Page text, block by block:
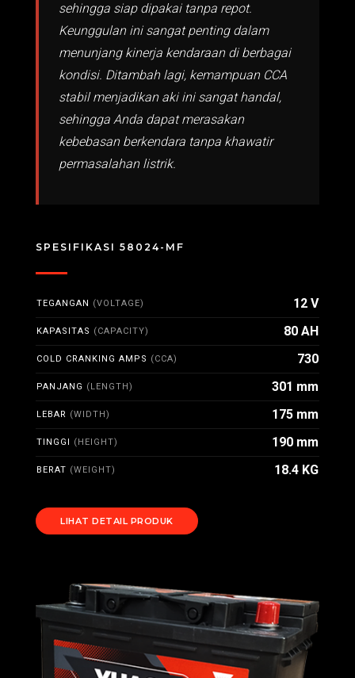
sehingga siap dipakai tanpa repot.
Keunggulan ini sangat penting dalam
menunjang kinerja kendaraan di berbagai
kondisi. Ditambah lagi, kemampuan CCA
stabil menjadikan aki ini sangat handal,
sehingga Anda dapat merasakan
kebebasan berkendara tanpa khawatir
permasalahan listrik.
SPESIFIKASI 58024-MF
TEGANGAN (VOLTAGE) 12 V
KAPASITAS (CAPACITY) 80 AH
COLD CRANKING AMPS (CCA) 730
PANJANG (LENGTH) 301 mm
LEBAR (WIDTH) 175 mm
TINGGI (HEIGHT) 190 mm
BERAT (WEIGHT) 18.4 KG
LIHAT DETAIL PRODUK